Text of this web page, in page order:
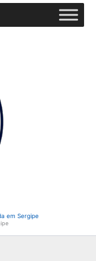
em Sergipe